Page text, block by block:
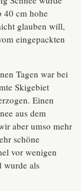
40 cm hohe
glauben will,
eingepackten
Tagen war bei
Skigebiet
Einen
aus dem
aber umso mehr
schöne
vor wenigen
wurde als